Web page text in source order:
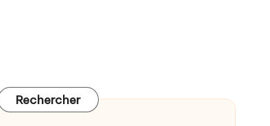
Rechercher